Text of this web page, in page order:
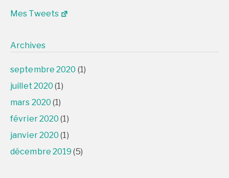
Mes Tweets
Archives
septembre 2020 (1)
juillet 2020 (1)
mars 2020 (1)
février 2020 (1)
janvier 2020 (1)
décembre 2019 (5)